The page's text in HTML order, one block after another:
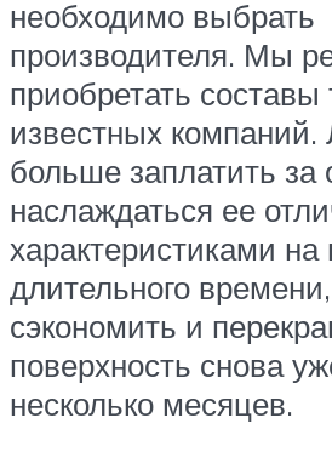
необходимо выбрать
производителя. Мы
приобретать составы
известных
больше заплатить за
наслаждаться ее
характеристиками на
длительного
сэкономить и
поверхность снова
несколько месяцев.